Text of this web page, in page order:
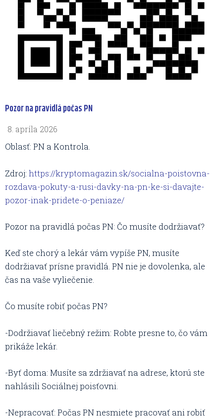
Pozor na pravidlá počas PN
8. apríla 2026
Oblasť: PN a Kontrola.
Zdroj: https://kryptomagazin.sk/socialna-poistovna-
rozdava-pokuty-a-rusi-davky-na-pn-ke-si-davajte-
pozor-inak-pridete-o-peniaze/
Pozor na pravidlá počas PN: Čo musíte dodržiavať?
Keď ste chorý a lekár vám vypíše PN, musíte
dodržiavať prísne pravidlá. PN nie je dovolenka, ale
čas na vaše vyliečenie.
Čo musíte robiť počas PN?
-Dodržiavať liečebný režim: Robte presne to, čo vám
prikáže lekár.
-Byť doma: Musíte sa zdržiavať na adrese, ktorú ste
nahlásili Sociálnej poisťovni.
-Nepracovať: Počas PN nesmiete pracovať ani robiť